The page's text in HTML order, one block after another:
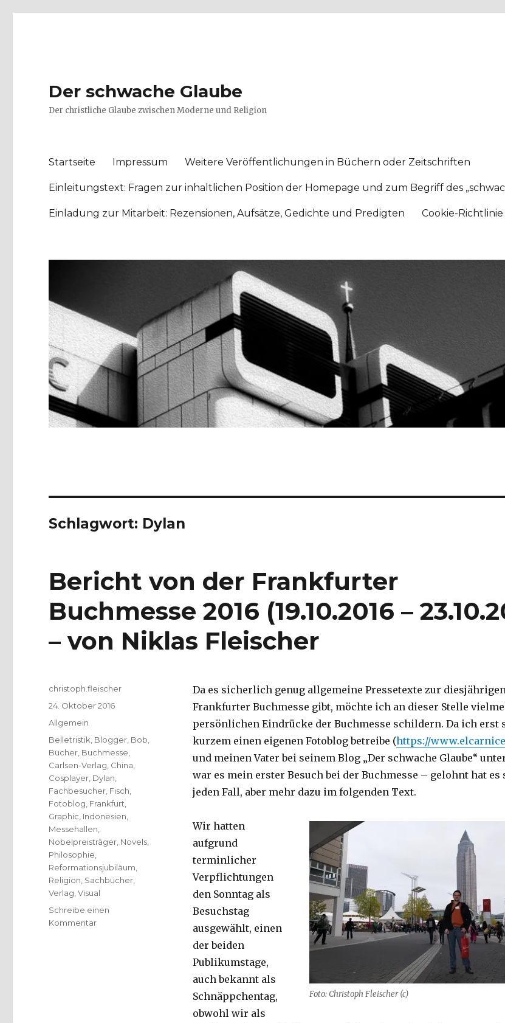
Der schwache Glaube
Der christliche Glaube zwischen Moderne und Religion
Startseite Impressum Weitere Veröffentlichungen in Büchern oder Zeitschriften
Einleitungstext: Fragen zur inhaltlichen Position der Homepage und zum Begriff des
Einladung zur Mitarbeit: Rezensionen, Aufsätze, Gedichte und Predigten Cookie-Richtlinie
Schlagwort: Dylan
Bericht von der Frankfurter
Buchmesse 2016 (19.10.2016 –
– von Niklas Fleischer
Da es sicherlich genug allgemeine Pressetexte zur
Frankfurter Buchmesse gibt, möchte ich an dieser Stelle
persönlichen Eindrücke der Buchmesse schildern. Da ich erst
kurzem einen eigenen Fotoblog betreibe (https://
und meinen Vater bei seinem Blog „Der schwache Glaube“
war es mein erster Besuch bei der Buchmesse – gelohnt hat es
jeden Fall, aber mehr dazu im folgenden Text.
Foto: Christoph Fleischer (c)
Wir hatten
aufgrund
terminlicher
Verpflichtungen
den Sonntag als
Besuchstag
ausgewählt, einen
der beiden
Publikumstage,
auch bekannt als
Schnäppchentag,
obwohl wir als
Autor
christoph.fleischer
Veröffentlicht
am
24. Oktober 2016
Kategorien
Allgemein
Schlagwörter
Belletristik Blogger Bob
Bücher Buchmesse
Carlsen-Verlag China
Cosplayer Dylan
Fachbesucher Fisch
Fotoblog Frankfurt
Graphic Indonesien
Messehallen
Nobelpreisträger Novels
Philosophie
Reformationsjubiläum
Religion Sachbücher
Verlag ,Visual
Schreibe einen
Kommentarzu